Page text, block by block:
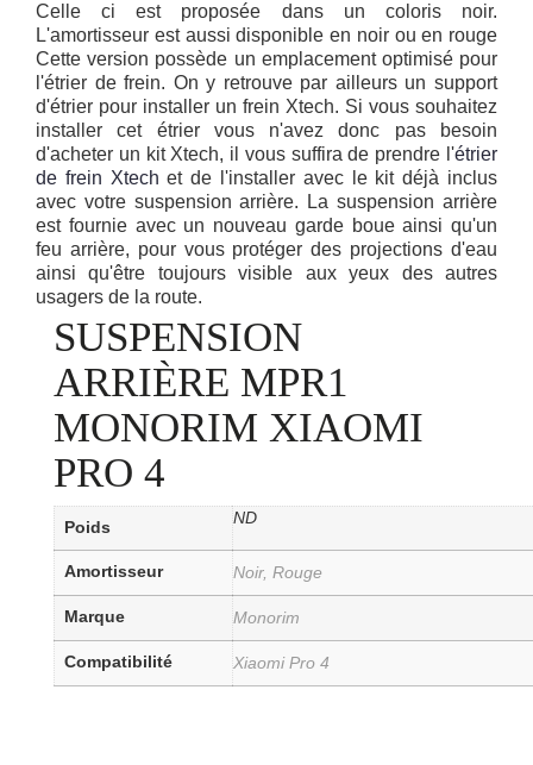
Celle ci est proposée dans un coloris noir.
L'amortisseur est aussi disponible en noir ou en rouge
Cette version possède un emplacement optimisé pour
l'étrier de frein. On y retrouve par ailleurs un support
d'étrier pour installer un frein Xtech. Si vous souhaitez
installer cet étrier vous n'avez donc pas besoin
d'acheter un kit Xtech, il vous suffira de prendre l'étrier
de frein Xtech et de l'installer avec le kit déjà inclus
avec votre suspension arrière. La suspension arrière
est fournie avec un nouveau garde boue ainsi qu'un
feu arrière, pour vous protéger des projections d'eau
ainsi qu'être toujours visible aux yeux des autres
usagers de la route.
SUSPENSION
ARRIÈRE MPR1
MONORIM XIAOMI
PRO 4
Poids
ND
Amortisseur Noir, Rouge
Marque Monorim
Compatibilité Xiaomi Pro 4